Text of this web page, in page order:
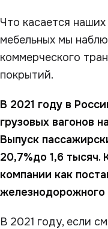
Что касается
мебельных мы
коммерческого
покрытий.
В 2021 году в
грузовых вагонов
Выпуск
20,7%до 1,6 тысяч.
компании как
железнодорожного
В 2021 году, если